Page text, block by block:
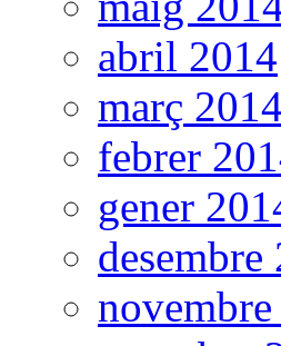
abril 2014
març 2014
febrer
gener
desembre